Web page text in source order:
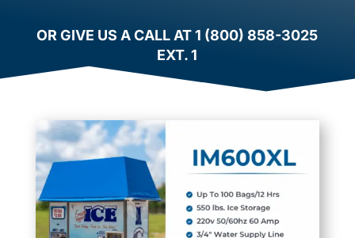
OR GIVE US A CALL AT 1 (800) 858-3025
EXT. 1